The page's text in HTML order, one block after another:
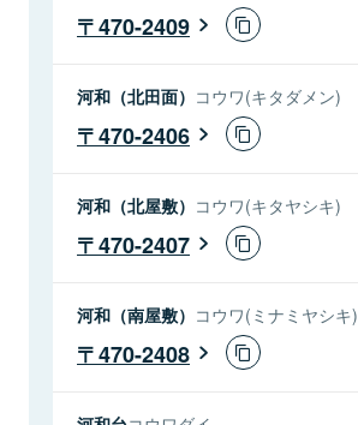
470-2409
河和（北田面） コウワ(キタダメン)
470-2406
河和（北屋敷） コウワ(キタヤシキ)
470-2407
河和（南屋敷） コウワ(ミナミヤシキ)
470-2408